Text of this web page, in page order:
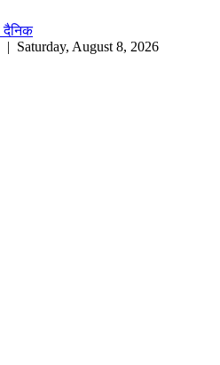
| Saturday, August 8, 2026